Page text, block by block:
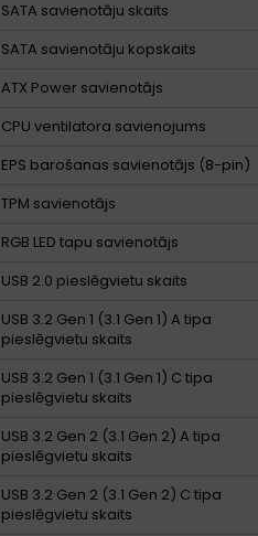
SATA savienotāju skaits
SATA savienotāju kopskaits
ATX Power savienotājs
CPU ventilatora savienojums
EPS barošanas savienotājs (8-pin)
TPM savienotājs
RGB LED tapu savienotājs
USB 2.0 pieslēgvietu skaits
USB 3.2 Gen 1 (3.1 Gen 1) A tipa
pieslēgvietu skaits
USB 3.2 Gen 1 (3.1 Gen 1) C tipa
pieslēgvietu skaits
USB 3.2 Gen 2 (3.1 Gen 2) A tipa
pieslēgvietu skaits
USB 3.2 Gen 2 (3.1 Gen 2) C tipa
pieslēgvietu skaits